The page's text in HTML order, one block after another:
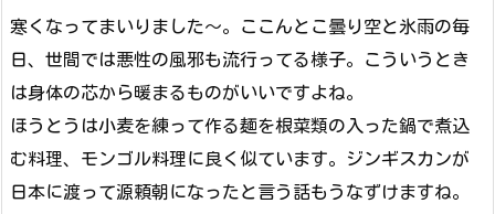
寒くなってまいりました〜。ここんとこ曇り空と氷雨の毎
日、世間では悪性の風邪も流行ってる様子。こういうとき
は身体の芯から暖まるものがいいですよね。
ほうとうは小麦を練って作る麺を根菜類の入った鍋で煮込
む料理、モンゴル料理に良く似ています。ジンギスカンが
日本に渡って源頼朝になったと言う話もうなずけますね。